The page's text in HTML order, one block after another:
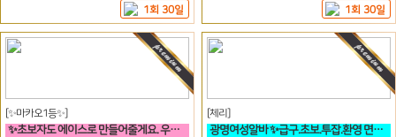
1회 30일 1회 30일
[✨마카오1등✨]
✨초보자도 에이스로 만들어줄게요. 우리 가게 오면, 수입 부터 다릅니다✨
[체리]
광명여성알바 ✨급구.초보.투잡.환영 면접비✨